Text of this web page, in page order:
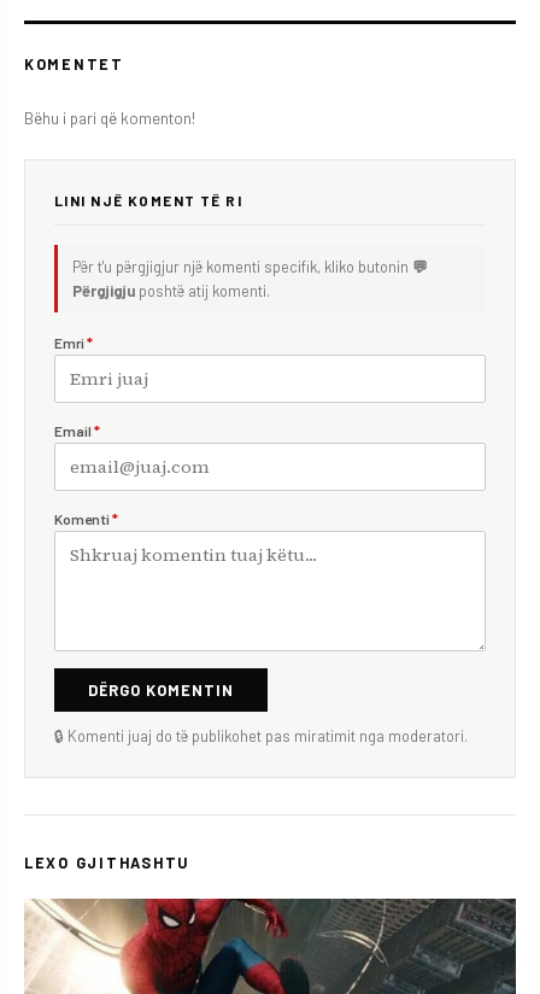
KOMENTET
Bëhu i pari që komenton!
LINI NJË KOMENT TË RI
Për t'u përgjigjur një komenti specifik, kliko butonin 💬
Përgjigju poshtë atij komenti.
Emri *
Email *
Komenti *
DËRGO KOMENTIN
🔒 Komenti juaj do të publikohet pas miratimit nga moderatori.
LEXO GJITHASHTU